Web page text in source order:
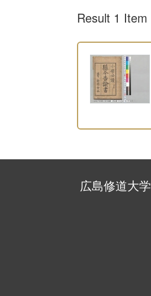
Result 1 Item
広島修道大学